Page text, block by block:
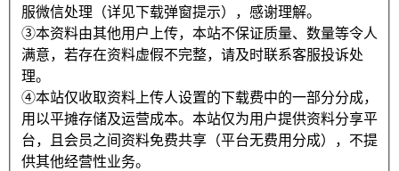
服微信处理（详见下载弹窗提示），感谢理解。
③本资料由其他用户上传，本站不保证质量、数量等令人
满意，若存在资料虚假不完整，请及时联系客服投诉处
理。
④本站仅收取资料上传人设置的下载费中的一部分分成，
用以平摊存储及运营成本。本站仅为用户提供资料分享平
台，且会员之间资料免费共享（平台无费用分成），不提
供其他经营性业务。